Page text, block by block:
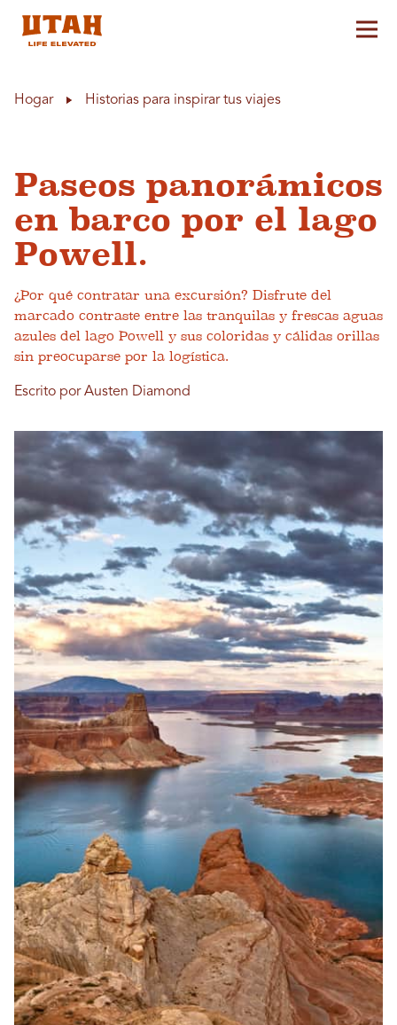
Hogar Historias para inspirar tus viajes
Paseos panorámicos
en barco por el lago
Powell.
¿Por qué contratar una excursión? Disfrute del
marcado contraste entre las tranquilas y frescas aguas
azules del lago Powell y sus coloridas y cálidas orillas
sin preocuparse por la logística.
Escrito por Austen Diamond